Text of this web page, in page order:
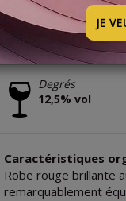
2024
Issu de raisins
Degrés
12,5% vol
Caractéristiques
Robe rouge brillante
remarquablement
JE